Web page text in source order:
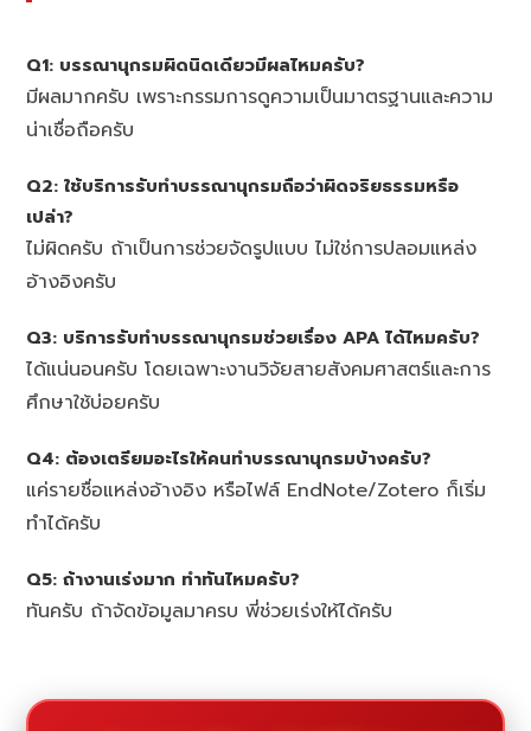
Q1: บรรณานุกรมผิดนิดเดียวมีผลไหมครับ?
มีผลมากครับ เพราะกรรมการดูความเป็นมาตรฐานและความ
น่าเชื่อถือครับ
Q2: ใช้บริการรับทำบรรณานุกรมถือว่าผิดจริยธรรมหรือ
เปล่า?
ไม่ผิดครับ ถ้าเป็นการช่วยจัดรูปแบบ ไม่ใช่การปลอมแหล่ง
อ้างอิงครับ
Q3: บริการรับทำบรรณานุกรมช่วยเรื่อง APA ได้ไหมครับ?
ได้แน่นอนครับ โดยเฉพาะงานวิจัยสายสังคมศาสตร์และการ
ศึกษาใช้บ่อยครับ
Q4: ต้องเตรียมอะไรให้คนทำบรรณานุกรมบ้างครับ?
แค่รายชื่อแหล่งอ้างอิง หรือไฟล์ EndNote/Zotero ก็เริ่ม
ทำได้ครับ
Q5: ถ้างานเร่งมาก ทำทันไหมครับ?
ทันครับ ถ้าจัดข้อมูลมาครบ พี่ช่วยเร่งให้ได้ครับ